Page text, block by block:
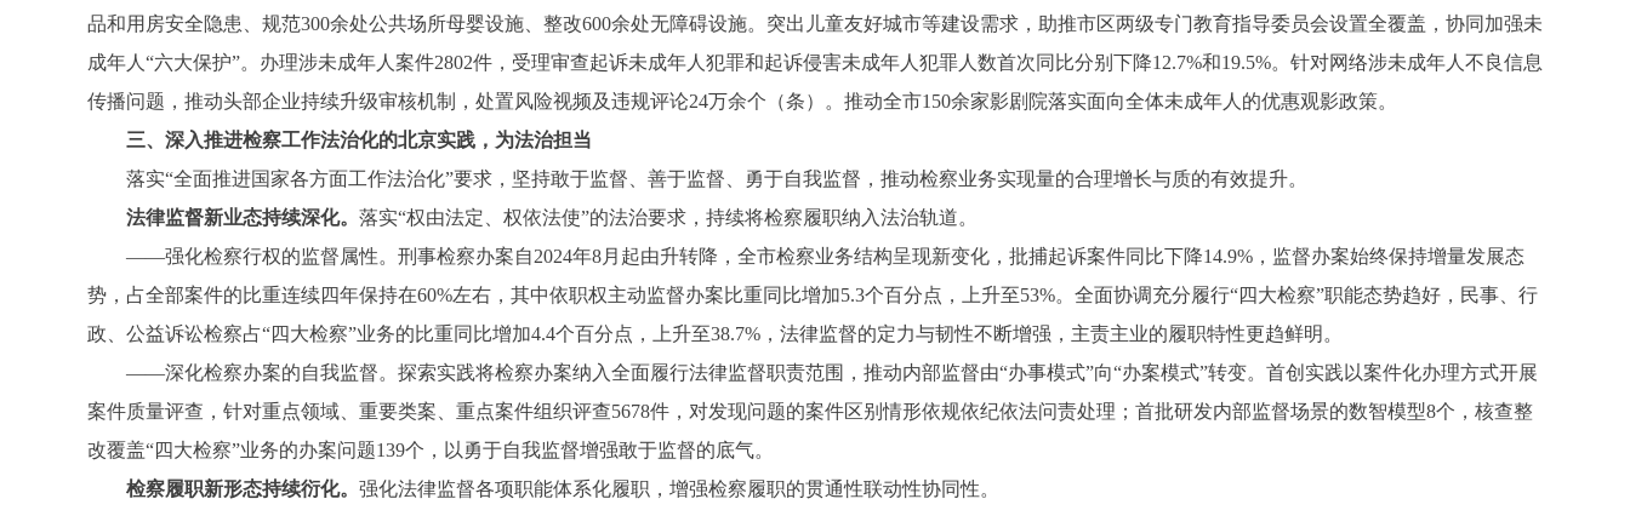
品和用房安全隐患、规范300余处公共场所母婴设施、整改600余处无障碍设施。突出儿童友好城市等建设需求，助推市区两级专门教育指导委员会设置全覆盖，协同加强未
成年人“六大保护”。办理涉未成年人案件2802件，受理审查起诉未成年人犯罪和起诉侵害未成年人犯罪人数首次同比分别下降12.7%和19.5%。针对网络涉未成年人不良信息
传播问题，推动头部企业持续升级审核机制，处置风险视频及违规评论24万余个（条）。推动全市150余家影剧院落实面向全体未成年人的优惠观影政策。
三、深入推进检察工作法治化的北京实践，为法治担当
落实“全面推进国家各方面工作法治化”要求，坚持敢于监督、善于监督、勇于自我监督，推动检察业务实现量的合理增长与质的有效提升。
法律监督新业态持续深化。 落实“权由法定、权依法使”的法治要求，持续将检察履职纳入法治轨道。
——强化检察行权的监督属性。刑事检察办案自2024年8月起由升转降，全市检察业务结构呈现新变化，批捕起诉案件同比下降14.9%，监督办案始终保持增量发展态
势，占全部案件的比重连续四年保持在60%左右，其中依职权主动监督办案比重同比增加5.3个百分点，上升至53%。全面协调充分履行“四大检察”职能态势趋好，民事、行
政、公益诉讼检察占“四大检察”业务的比重同比增加4.4个百分点，上升至38.7%，法律监督的定力与韧性不断增强，主责主业的履职特性更趋鲜明。
——深化检察办案的自我监督。探索实践将检察办案纳入全面履行法律监督职责范围，推动内部监督由“办事模式”向“办案模式”转变。首创实践以案件化办理方式开展
案件质量评查，针对重点领域、重要类案、重点案件组织评查5678件，对发现问题的案件区别情形依规依纪依法问责处理；首批研发内部监督场景的数智模型8个，核查整
改覆盖“四大检察”业务的办案问题139个，以勇于自我监督增强敢于监督的底气。
检察履职新形态持续衍化。 强化法律监督各项职能体系化履职，增强检察履职的贯通性联动性协同性。